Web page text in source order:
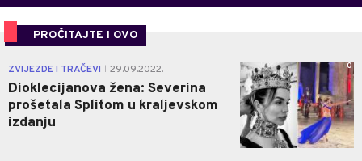
PROČITAJTE I OVO
ZVIJEZDE I TRAČEVI 29.09.2022.
Dioklecijanova žena: Severina
prošetala Splitom u kraljevskom
izdanju
0